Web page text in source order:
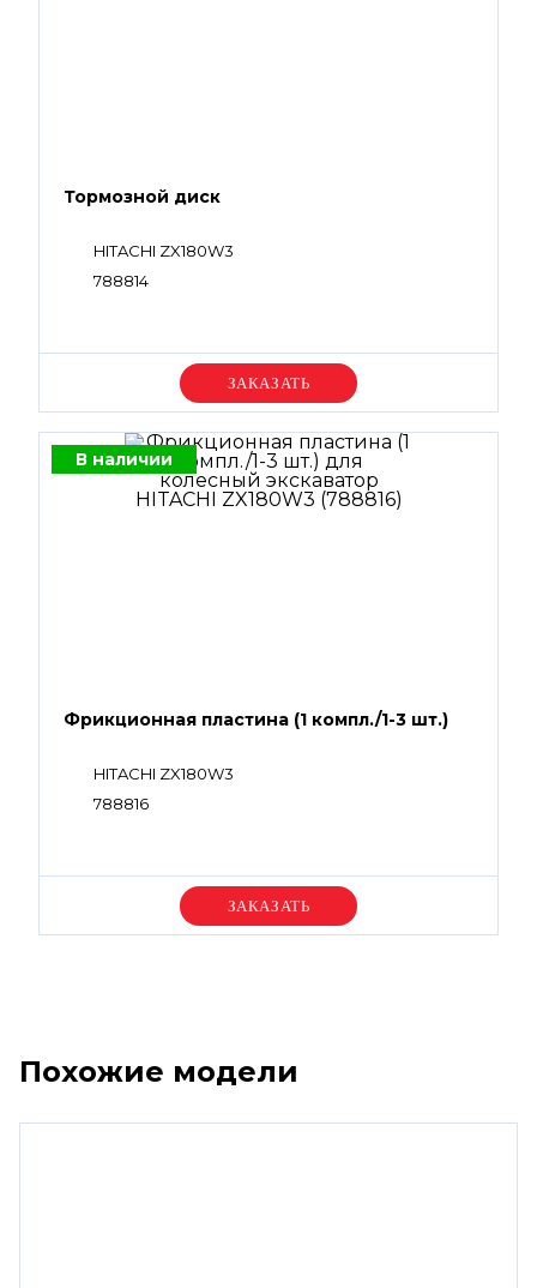
Тормозной диск
HITACHI ZX180W3
788814
Уточняйте цену
В наличии
Фрикционная пластина (1 компл./1-3 шт.)
HITACHI ZX180W3
788816
Уточняйте цену
Похожие модели